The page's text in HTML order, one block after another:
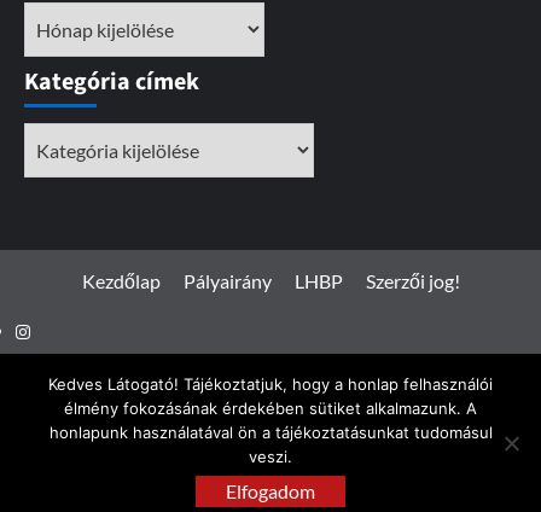
Kategória címek
Kezdőlap Pályairány LHBP Szerzői jog!
Instagram
Spotterfoto.hu © Minden jog fenntartva 2017 - 2026
CoverNewsby AF themes.
Kedves Látogató! Tájékoztatjuk, hogy a honlap felhasználói
élmény fokozásának érdekében sütiket alkalmazunk. A
honlapunk használatával ön a tájékoztatásunkat tudomásul
veszi.
Elfogadom